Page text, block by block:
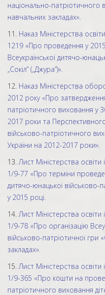
національно-патріотичного
навчальних закладах».
11. Наказ Міністерства
1219 «Про проведення у
Всеукраїнської дитячо-
„Сокіл” („Джура”)».
12. Наказ Міністерства
2012 року «Про
патріотичного виховання у
2017 роки та
військово-патріотичного
України на 2012-2017 роки».
13.Лист Міністерства
1/9-77 «Про терміни
дитячо-юнацької військово-
у 2015 році.
14.Лист Міністерства
1/9-78 «Про організацію
військово-патріотичної гри
закладах».
15.Лист Міністерства
1/9-365 «Про кошти на
патріотичного виховання